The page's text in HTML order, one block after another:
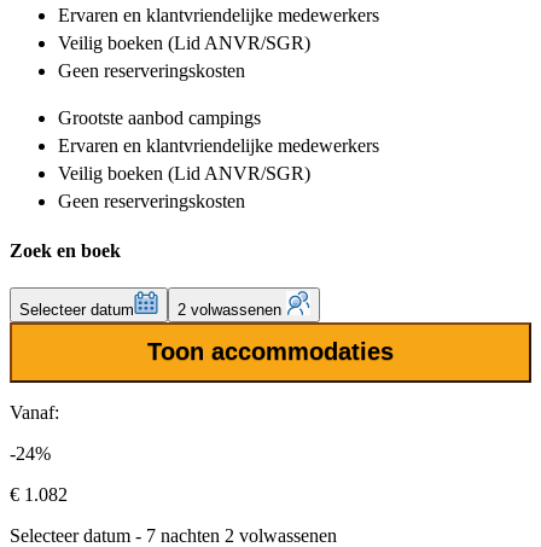
Ervaren en klantvriendelijke medewerkers
Veilig boeken (Lid ANVR/SGR)
Geen reserveringskosten
Grootste aanbod campings
Ervaren en klantvriendelijke medewerkers
Veilig boeken (Lid ANVR/SGR)
Geen reserveringskosten
Zoek en boek
Selecteer datum 2 volwassenen
Toon accommodaties
Vanaf:
-24%
€ 1.082
Selecteer datum - 7 nachten 2 volwassenen